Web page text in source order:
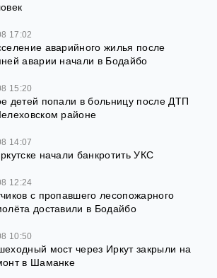
17:02
аварийного жилья после
аварии начали в Бодайбо
15:20
детей попали в больницу после ДТП
районе
14:07
начали банкротить УКС
12:24
с пропавшего лесопожарного
доставили в Бодайбо
10:50
мост через Иркут закрыли на
в Шаманке